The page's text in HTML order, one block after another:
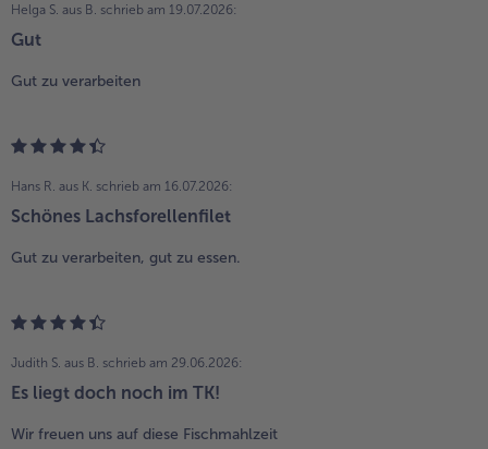
Helga S. aus B. schrieb am 19.07.2026:
Gut
Gut zu verarbeiten
Hans R. aus K. schrieb am 16.07.2026:
Schönes Lachsforellenfilet
Gut zu verarbeiten, gut zu essen.
Judith S. aus B. schrieb am 29.06.2026:
Es liegt doch noch im TK!
Wir freuen uns auf diese Fischmahlzeit